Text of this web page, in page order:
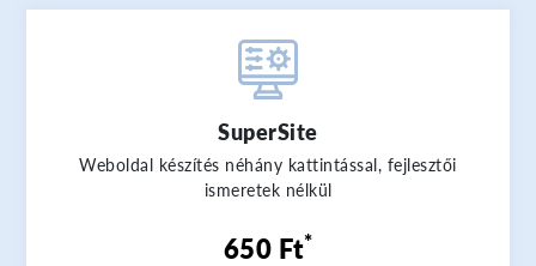
SuperSite
Weboldal készítés néhány kattintással, fejlesztői
ismeretek nélkül
650 Ft*